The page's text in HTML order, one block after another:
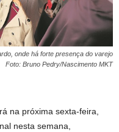
onde há forte presença do varejo
Foto: Bruno Pedry/Nascimento MKT
na próxima sexta-feira,
nesta semana,